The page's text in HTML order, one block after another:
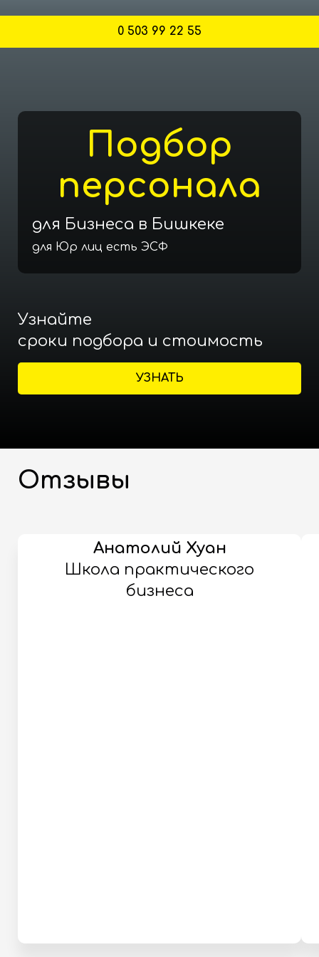
0 503 99 22 55
Подбор
персонала
для Бизнеса в Бишкеке
для Юр лиц есть ЭСФ
Узнайте
сроки подбора и стоимость
УЗНАТЬ
Отзывы
Анатолий Хуан
Школа практического
бизнеса